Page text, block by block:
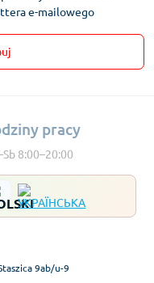
e-mailowego
pracy
8:00–20:00
9ab/u-9